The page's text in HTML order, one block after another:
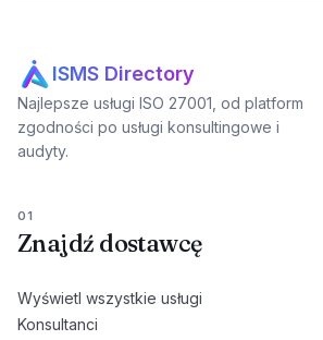
ISMS Directory
Najlepsze usługi ISO 27001, od platform
zgodności po usługi konsultingowe i
audyty.
01
Znajdź dostawcę
Wyświetl wszystkie usługi
Konsultanci